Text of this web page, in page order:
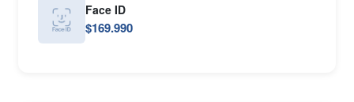
Face ID
$169.990